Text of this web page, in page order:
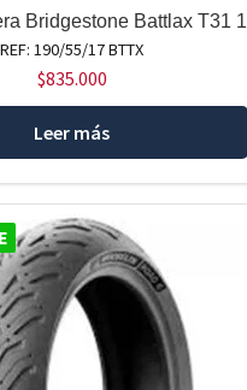
Bridgestone Battlax T31 1
REF: 190/55/17 BTTX
$835.000
Leer más